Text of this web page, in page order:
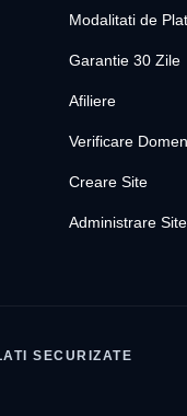
Modalitati de
Garantie 30 Zile
Afiliere
Verificare
Creare Site
Administrare Site
SECURIZATE